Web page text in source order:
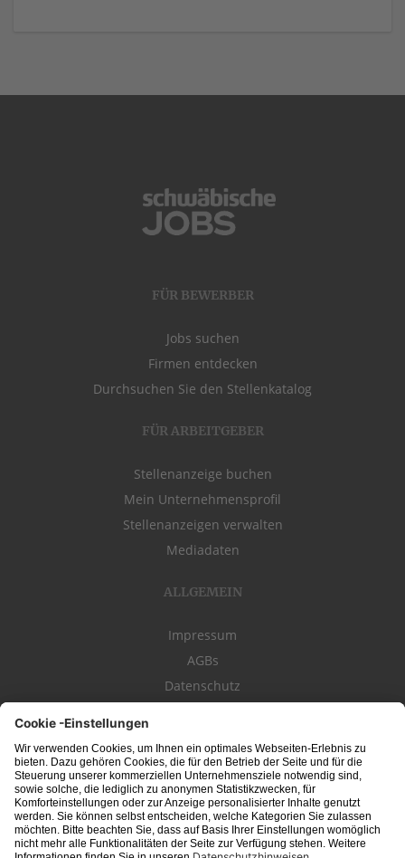
FÜR BEWERBER
Jobs suchen
Firmen entdecken
Durchsuchen Sie den Stellenkatalog
FÜR ARBEITGEBER
Stellenanzeige buchen
Mein Unternehmensprofil
Stellenanzeigen verwalten
Mediadaten
ALLGEMEIN
Impressum
AGBs
Datenschutz
schwäbischeJOBS - die Stellenbörse für die RegionBodensee, Schwaben,
Ostalbund Allgäu. Alle Jobs im Süden!